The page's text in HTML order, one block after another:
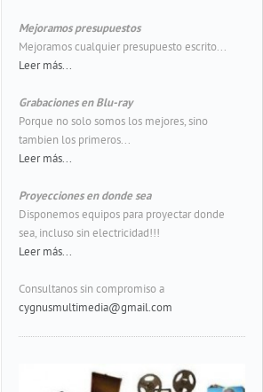
Mejoramos presupuestos
Mejoramos cualquier presupuesto escrito...
Leer más...
Grabaciones en Blu-ray
Porque no solo somos los mejores, sino
tambien los primeros...
Leer más...
Proyecciones en donde sea
Disponemos equipos para proyectar donde
sea, incluso sin electricidad!!!
Leer más...
Consultanos sin compromiso a
cygnusmultimedia@gmail.com